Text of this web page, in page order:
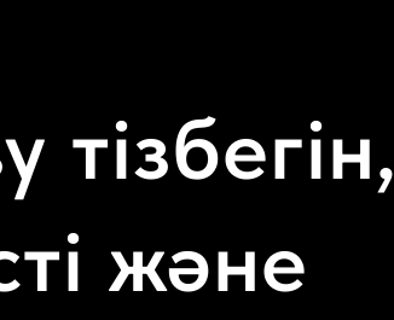
тізбегін,
және